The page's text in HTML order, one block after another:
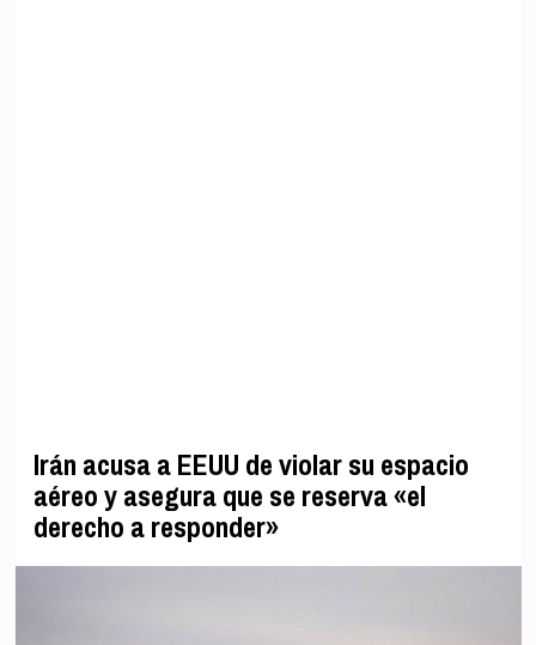
Irán acusa a EEUU de violar su espacio
aéreo y asegura que se reserva «el
derecho a responder»